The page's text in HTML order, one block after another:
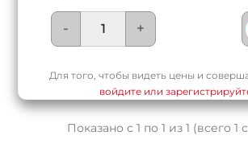
- +
Для того, чтобы видеть цены и
войдите или
Показано с 1 по 1 из 1 (всего 1